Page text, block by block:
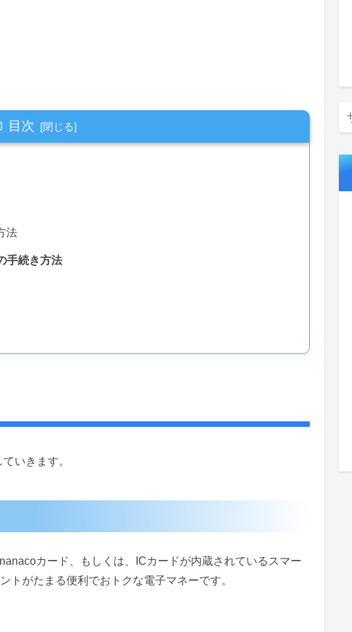
目次
法
手続き方法
いきます。
カード、もしくは、ICカードが内蔵されているスマー
トがたまる便利でおトクな電子マネーです。